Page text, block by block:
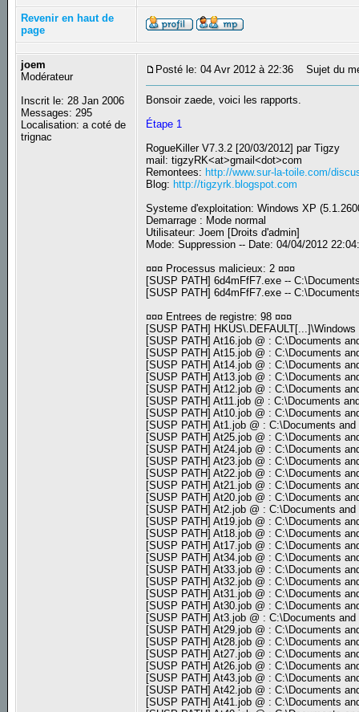
Revenir en haut de
page
joem
Modérateur
Inscrit le: 28 Jan 2006
Messages: 295
Localisation: a coté de
trignac
Posté le: 04 Avr 2012 à 22:36 Sujet du
Bonsoir zaede, voici les rapports.
Étape 1
RogueKiller V7.3.2 [20/03/2012] par Tigzy
mail: tigzyRK<at>gmail<dot>com
Remontees: http://www.sur-la-toile.com/
Blog: http://tigzyrk.blogspot.com
Systeme d'exploitation: Windows XP
Demarrage : Mode normal
Utilisateur: Joem [Droits d'admin]
Mode: Suppression -- Date: 04/04/2012
¤¤¤ Processus malicieux: 2 ¤¤¤
[SUSP PATH] 6d4mFfF7.exe --
[SUSP PATH] 6d4mFfF7.exe --
¤¤¤ Entrees de registre: 98 ¤¤¤
[SUSP PATH]
[SUSP PATH] At16.job @ : C:\Documents
[SUSP PATH] At15.job @ : C:\Documents
[SUSP PATH] At14.job @ : C:\Documents
[SUSP PATH] At13.job @ : C:\Documents
[SUSP PATH] At12.job @ : C:\Documents
[SUSP PATH] At11.job @ : C:\Documents
[SUSP PATH] At10.job @ : C:\Documents
[SUSP PATH] At1.job @ : C:\Documents
[SUSP PATH] At25.job @ : C:\Documents
[SUSP PATH] At24.job @ : C:\Documents
[SUSP PATH] At23.job @ : C:\Documents
[SUSP PATH] At22.job @ : C:\Documents
[SUSP PATH] At21.job @ : C:\Documents
[SUSP PATH] At20.job @ : C:\Documents
[SUSP PATH] At2.job @ : C:\Documents
[SUSP PATH] At19.job @ : C:\Documents
[SUSP PATH] At18.job @ : C:\Documents
[SUSP PATH] At17.job @ : C:\Documents
[SUSP PATH] At34.job @ : C:\Documents
[SUSP PATH] At33.job @ : C:\Documents
[SUSP PATH] At32.job @ : C:\Documents
[SUSP PATH] At31.job @ : C:\Documents
[SUSP PATH] At30.job @ : C:\Documents
[SUSP PATH] At3.job @ : C:\Documents
[SUSP PATH] At29.job @ : C:\Documents
[SUSP PATH] At28.job @ : C:\Documents
[SUSP PATH] At27.job @ : C:\Documents
[SUSP PATH] At26.job @ : C:\Documents
[SUSP PATH] At43.job @ : C:\Documents
[SUSP PATH] At42.job @ : C:\Documents
[SUSP PATH] At41.job @ : C:\Documents